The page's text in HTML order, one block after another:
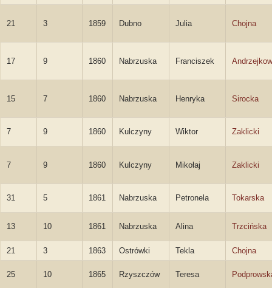
21 3 1859 Dubno Julia Chojna
17 9 1860 Nabrzuska Franciszek
15 7 1860 Nabrzuska Henryka Sirocka
7 9 1860 Kulczyny Wiktor Zaklicki
7 9 1860 Kulczyny Mikołaj Zaklicki
31 5 1861 Nabrzuska Petronela Tokarska
13 10 1861 Nabrzuska Alina Trzcińska
21 3 1863 Ostrówki Tekla Chojna
25 10 1865 Rzyszczów Teresa